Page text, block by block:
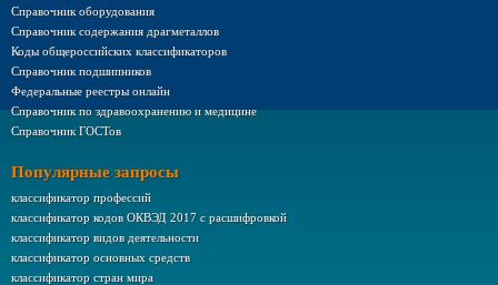
Справочник оборудования
Справочник содержания драгметаллов
Коды общероссийских классификаторов
Справочник подшипников
Федеральные реестры онлайн
Справочник по здравоохранению и медицине
Справочник ГОСТов
Популярные запросы
классификатор профессий
классификатор кодов ОКВЭД 2017 с расшифровкой
классификатор видов деятельности
классификатор основных средств
классификатор стран мира